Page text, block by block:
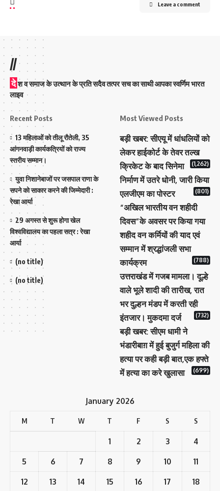
Leave a comment
//
दे श व समाज के उत्थान के प्रति सदैव तत्पर सच का साथी आपका स्वर्णिम भारत
लाइव
Recent Posts
13 महिलाओं को तीलू रौतेली, 35
आंगनवाड़ी कार्यकत्रियों को राज्य
स्तरीय सम्मान।
युवा निशानेबाजों पर जसपाल राणा के
सपने को साकार करने की जिम्मेदारी :
रेखा आर्या
29 अगस्त से शुरू होगा खेल
विश्वविद्यालय का पहला सत्र : रेखा
आर्या
(no title)
(no title)
Most Viewed Posts
बड़ी खबर: सीएयू में धांधलियों को
लेकर हाईकोर्ट के तेवर तल्ख
(1,262)
क्रिकेट के बाद सिनेमा
निर्माण में उतरे धोनी, जारी किया
एलजीएम का पोस्टर
(801)
“अखिल भारतीय वन शहीदी
दिवस”के अवसर पर किया गया
शहीद वन कर्मियों की याद एवं
सम्मान में श्रद्धांजली सभा
कार्यक्रम
(788)
उत्तराखंड में गजब मामला। दूल्हे
वाले भूले शादी की तारीख, रात
भर दुल्हन मंडप में करती रही
इंतजार। मुकदमा दर्ज
(732)
बड़ी खबर: सीएम धामी ने
भंडारीबाग़ में हुई बुजुर्ग महिला की
हत्या पर कही बड़ी बात,एक हफ्ते
में हत्या का करे खुलासा
(699)
January 2026
M T W T F S S
1 2 3 4
5 6 7 8 9 10 11
12 13 14 15 16 17 18